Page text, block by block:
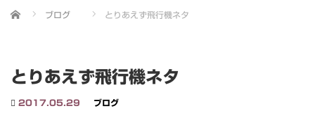
Home ブログ とりあえず飛行機ネタ
とりあえず飛行機ネタ
2017.05.29 ブログ